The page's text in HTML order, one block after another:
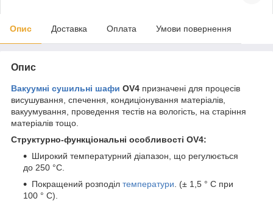
Опис Доставка Оплата Умови повернення
Опис
Вакуумні сушильні шафи OV4 призначені для процесів
висушування, спечення, кондиціонування матеріалів,
вакуумування, проведення тестів на вологість, на старіння
матеріалів тощо.
Структурно-функціональні особливості OV4:
Широкий температурний діапазон, що регулюється
до 250 °C.
Покращений розподіл температури . (± 1,5 ° C при
100 ° C).